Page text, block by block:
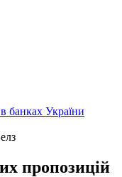
банках України
пропозицій